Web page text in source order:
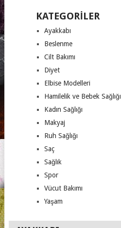
KATEGORILER
Ayakkabı
Beslenme
Cilt Bakımı
Diyet
Elbise Modelleri
Hamilelik ve Bebek Sağlığı
Kadın Sağlığı
Makyaj
Ruh Sağlığı
Saç
Sağlık
Spor
Vücut Bakımı
Yaşam